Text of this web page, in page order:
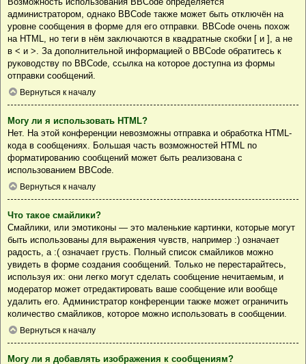
администратором, однако BBCode также может быть отключён на
уровне сообщения в форме для его отправки. BBCode очень похож
на HTML, но теги в нём заключаются в квадратные скобки [ и ], а не
в < и >. За дополнительной информацией о BBCode обратитесь к
руководству по BBCode, ссылка на которое доступна из формы
отправки сообщений.
Вернуться к началу
Могу ли я использовать HTML?
Нет. На этой конференции невозможны отправка и обработка HTML-
кода в сообщениях. Большая часть возможностей HTML по
форматированию сообщений может быть реализована с
использованием BBCode.
Вернуться к началу
Что такое смайлики?
Смайлики, или эмотиконы — это маленькие картинки, которые могут
быть использованы для выражения чувств, например :) означает
радость, а :( означает грусть. Полный список смайликов можно
увидеть в форме создания сообщений. Только не перестарайтесь,
используя их: они легко могут сделать сообщение нечитаемым, и
модератор может отредактировать ваше сообщение или вообще
удалить его. Администратор конференции также может ограничить
количество смайликов, которое можно использовать в сообщении.
Вернуться к началу
Могу ли я добавлять изображения к сообщениям?